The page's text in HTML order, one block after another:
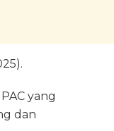
yang
dan